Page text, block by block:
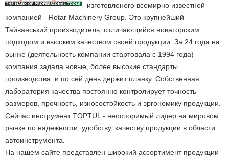
изготовленого всемирно известной
компанией - Rotar Machinery Group. Это крупнейший
Тайванський производитель, отличающийся новаторским
подходом и высоким качеством своей продукции. За 24 года на
рынке (деятельность компании стартовала с 1994 года)
компания задала новые, более высокие стандарты
производства, и по сей день держит планку. Собственная
лаборатория качества постоянно контролирует точность
размеров, прочность, износостойкость и эргономику продукции.
Сейчас инструмент TOPTUL - неоспоримый лидер на мировом
рынке по надежности, удобству, качеству продукции в области
автоинструмента.
На нашем сайте представлен широкий ассортимент продукции